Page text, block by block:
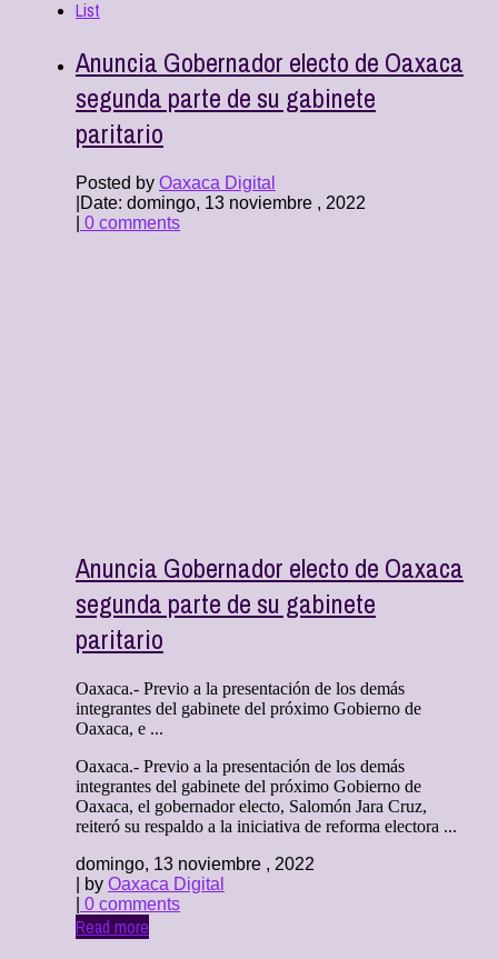
List
Anuncia Gobernador electo de Oaxaca
segunda parte de su gabinete
paritario
Posted by Oaxaca Digital
Date: domingo, 13 noviembre , 2022
0 comments
Anuncia Gobernador electo de Oaxaca
segunda parte de su gabinete
paritario
Oaxaca.- Previo a la presentación de los demás
integrantes del gabinete del próximo Gobierno de
Oaxaca, e ...
Oaxaca.- Previo a la presentación de los demás
integrantes del gabinete del próximo Gobierno de
Oaxaca, el gobernador electo, Salomón Jara Cruz,
reiteró su respaldo a la iniciativa de reforma electora ...
domingo, 13 noviembre , 2022
| by Oaxaca Digital
0 comments
Read more